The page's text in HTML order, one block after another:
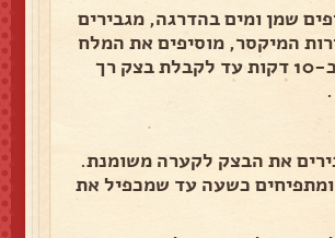
שמן ומים בהדרגה, מגבירים
המיקסר, מוסיפים את המלח
ולשים כ-10 דקות עד לקבלת בצק רך
את הבצק לקערה משומנת.
כשעה עד שמכפיל את